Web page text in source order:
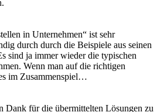
in Unternehmen“ ist sehr
durch durch die Beispiele aus seinen
sind ja immer wieder die typischen
Wenn man auf die richtigen
im Zusammenspiel…
Dank für die übermittelten Lösungen zu